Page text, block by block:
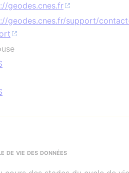
geodes.cnes.fr
geodes.cnes.fr/support/
de vie des données